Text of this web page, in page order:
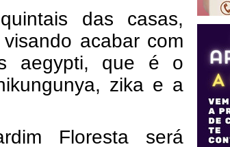
das casas,
acabar com
aegypti, que é o
zika e a
Floresta será